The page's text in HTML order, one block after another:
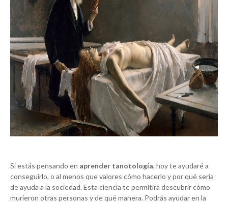
Si estás pensando en aprender tanotología, hoy te ayudaré a
conseguirlo, o al menos que valores cómo hacerlo y por qué sería
de ayuda a la sociedad. Esta ciencia te permitirá descubrir cómo
murieron otras personas y de qué manera. Podrás ayudar en la